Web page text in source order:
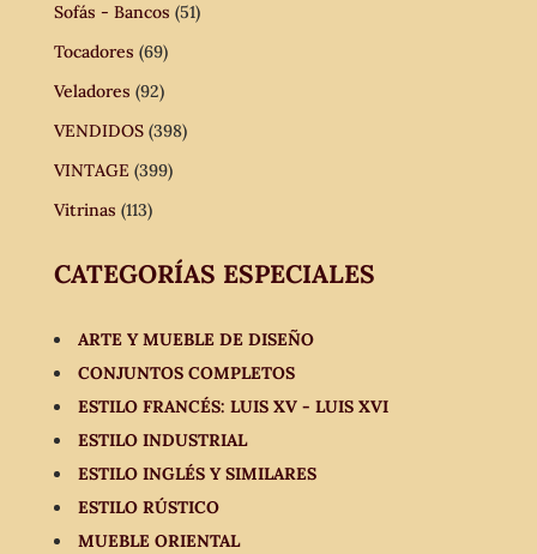
Sofás - Bancos (51)
Tocadores (69)
Veladores (92)
VENDIDOS (398)
VINTAGE (399)
Vitrinas (113)
CATEGORÍAS ESPECIALES
ARTE Y MUEBLE DE DISEÑO
CONJUNTOS COMPLETOS
ESTILO FRANCÉS: LUIS XV - LUIS XVI
ESTILO INDUSTRIAL
ESTILO INGLÉS Y SIMILARES
ESTILO RÚSTICO
MUEBLE ORIENTAL